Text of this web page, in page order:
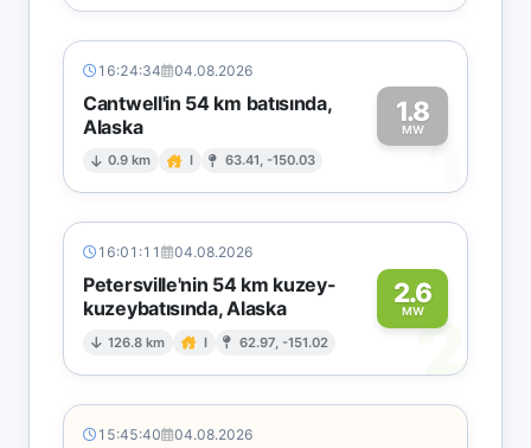
16:24:34 04.08.2026
Cantwell'in 54 km batısında,
Alaska
0.9 km I 63.41, -150.03
1.8
MW1
16:01:11 04.08.2026
Petersville'nin 54 km kuzey-
kuzeybatısında, Alaska
126.8 km I 62.97, -151.02
2.6
MW
2
15:45:40 04.08.2026